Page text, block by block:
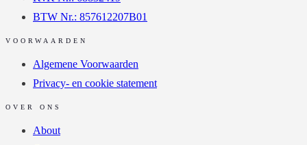
BTW Nr.: 857612207B01
VOORWAARDEN
Algemene Voorwaarden
Privacy- en cookie statement
OVER ONS
About